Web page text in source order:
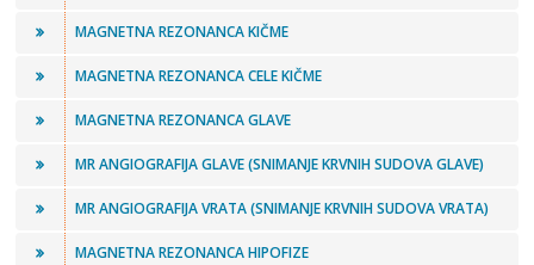
MAGNETNA REZONANCA KIČME
MAGNETNA REZONANCA CELE KIČME
MAGNETNA REZONANCA GLAVE
MR ANGIOGRAFIJA GLAVE (SNIMANJE KRVNIH SUDOVA GLAVE)
MR ANGIOGRAFIJA VRATA (SNIMANJE KRVNIH SUDOVA VRATA)
MAGNETNA REZONANCA HIPOFIZE